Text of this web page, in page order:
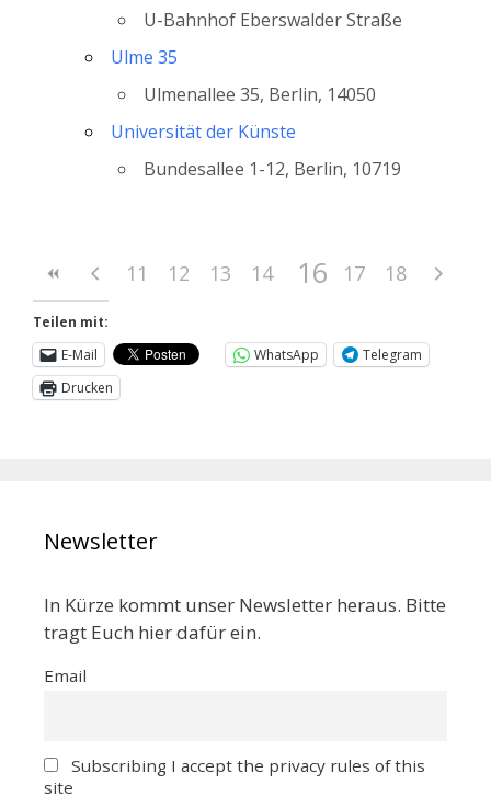
U-Bahnhof Eberswalder Straße
Ulme 35
Ulmenallee 35, Berlin, 14050
Universität der Künste
Bundesallee 1-12, Berlin, 10719
11 12 13 14 15
16 17 18
Teilen mit:
E-Mail
WhatsApp
Telegram
Drucken
Newsletter
In Kürze kommt unser Newsletter heraus. Bitte
tragt Euch hier dafür ein.
Email
Subscribing I accept the privacy rules of this
site